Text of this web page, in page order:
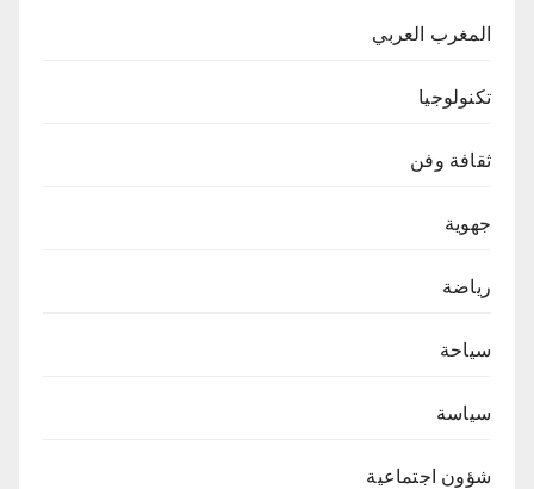
المغرب العربي
تكنولوجيا
ثقافة وفن
جهوية
رياضة
سياحة
سياسة
شؤون اجتماعية